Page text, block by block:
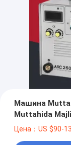
Машина
Muttahida
дуговой
Цена：US $90-